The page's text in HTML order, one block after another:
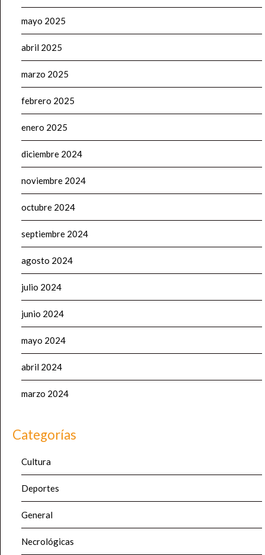
mayo 2025
abril 2025
marzo 2025
febrero 2025
enero 2025
diciembre 2024
noviembre 2024
octubre 2024
septiembre 2024
agosto 2024
julio 2024
junio 2024
mayo 2024
abril 2024
marzo 2024
Categorías
Cultura
Deportes
General
Necrológicas